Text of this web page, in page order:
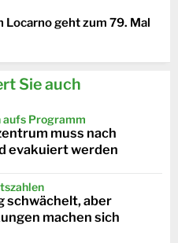
Locarno geht zum 79. Mal
Sie auch
aufs Programm
muss nach
evakuiert werden
schwächelt, aber
machen sich